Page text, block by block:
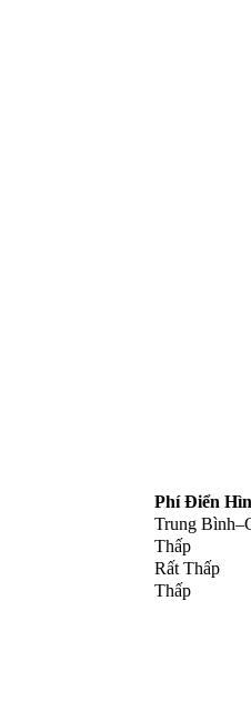
Phí Điển
Trung
Thấp
Rất Thấp
Thấp